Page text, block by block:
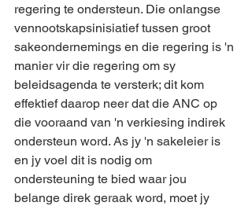
regering te ondersteun. Die onlangse
vennootskapsinisiatief tussen groot
sakeondernemings en die regering is 'n
manier vir die regering om sy
beleidsagenda te versterk; dit kom
effektief daarop neer dat die ANC op
die vooraand van 'n verkiesing indirek
ondersteun word. As jy 'n sakeleier is
en jy voel dit is nodig om
ondersteuning te bied waar jou
belange direk geraak word, moet jy